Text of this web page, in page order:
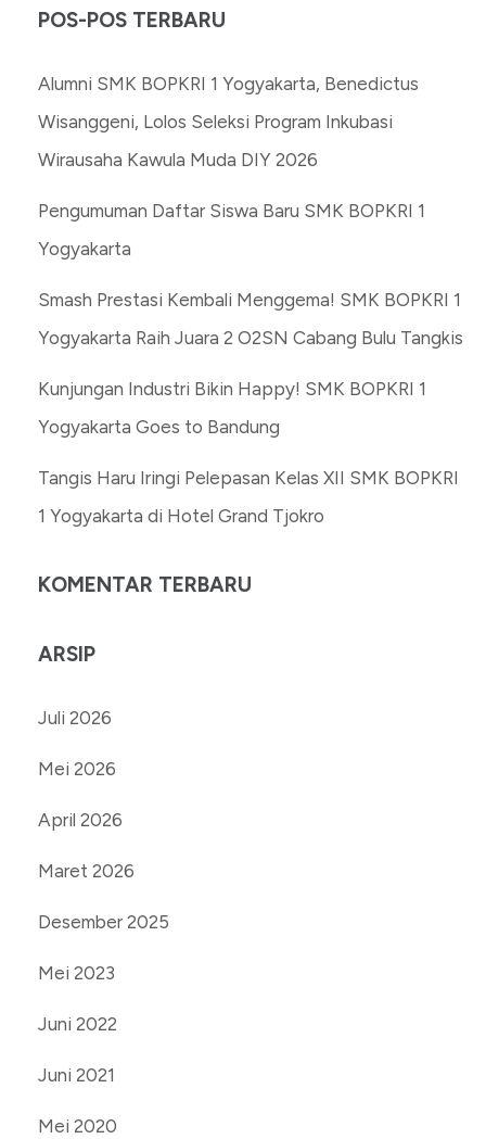
POS-POS TERBARU
Alumni SMK BOPKRI 1 Yogyakarta, Benedictus
Wisanggeni, Lolos Seleksi Program Inkubasi
Wirausaha Kawula Muda DIY 2026
Pengumuman Daftar Siswa Baru SMK BOPKRI 1
Yogyakarta
Smash Prestasi Kembali Menggema! SMK BOPKRI 1
Yogyakarta Raih Juara 2 O2SN Cabang Bulu Tangkis
Kunjungan Industri Bikin Happy! SMK BOPKRI 1
Yogyakarta Goes to Bandung
Tangis Haru Iringi Pelepasan Kelas XII SMK BOPKRI
1 Yogyakarta di Hotel Grand Tjokro
KOMENTAR TERBARU
ARSIP
Juli 2026
Mei 2026
April 2026
Maret 2026
Desember 2025
Mei 2023
Juni 2022
Juni 2021
Mei 2020